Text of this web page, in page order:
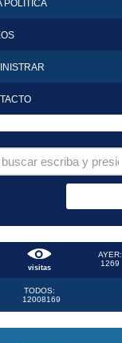
POLÍTICA
visitas
AYER:
1269
TODOS:
12008169